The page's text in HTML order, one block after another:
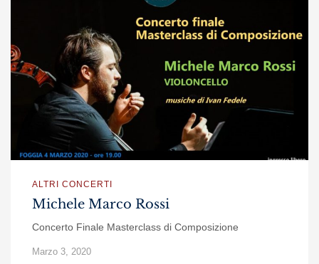
ALTRI CONCERTI
Michele Marco Rossi
Concerto Finale Masterclass di Composizione
Marzo 3, 2020